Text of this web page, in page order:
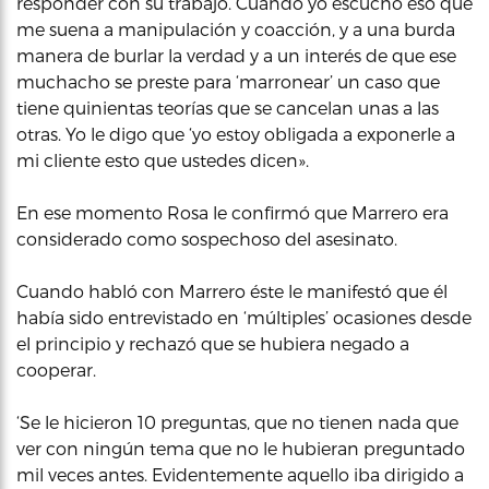
me suena a manipulación y coacción, y a una burda
manera de burlar la verdad y a un interés de que ese
muchacho se preste para ‘marronear’ un caso que
tiene quinientas teorías que se cancelan unas a las
otras. Yo le digo que ‘yo estoy obligada a exponerle a
mi cliente esto que ustedes dicen».
En ese momento Rosa le confirmó que Marrero era
considerado como sospechoso del asesinato.
Cuando habló con Marrero éste le manifestó que él
había sido entrevistado en ‘múltiples’ ocasiones desde
el principio y rechazó que se hubiera negado a
cooperar.
‘Se le hicieron 10 preguntas, que no tienen nada que
ver con ningún tema que no le hubieran preguntado
mil veces antes. Evidentemente aquello iba dirigido a